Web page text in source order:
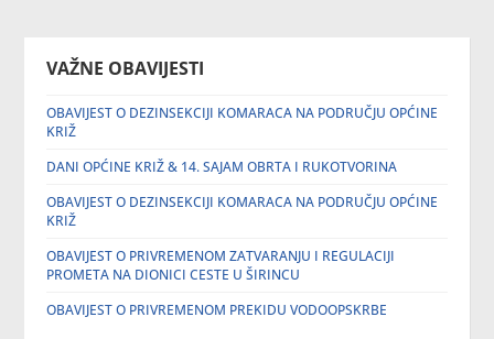
VAŽNE OBAVIJESTI
OBAVIJEST O DEZINSEKCIJI KOMARACA NA PODRUČJU OPĆINE
KRIŽ
DANI OPĆINE KRIŽ & 14. SAJAM OBRTA I RUKOTVORINA
OBAVIJEST O DEZINSEKCIJI KOMARACA NA PODRUČJU OPĆINE
KRIŽ
OBAVIJEST O PRIVREMENOM ZATVARANJU I REGULACIJI
PROMETA NA DIONICI CESTE U ŠIRINCU
OBAVIJEST O PRIVREMENOM PREKIDU VODOOPSKRBE